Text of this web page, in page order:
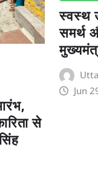
से
स्वस्थ
समर्थ
Jun